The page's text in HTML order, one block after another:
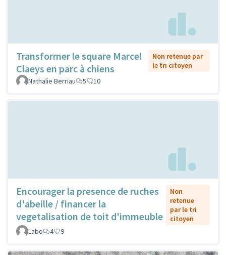
Transformer le square Marcel
Claeys en parc à chiens
Non retenue par
le tri citoyen
Nathalie Berriau
5 10
Encourager la presence de ruches
d'abeille / financer la
vegetalisation de toit d'immeuble
Non
retenue
par le tri
citoyen
Labo
4 9